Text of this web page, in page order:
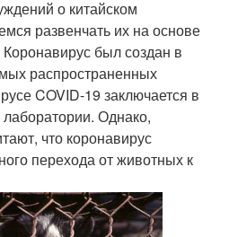
о китайском
развенчать их на основе
был создан в
распространенных
COVID-19 заключается в
Однако,
что коронавирус
перехода от животных к